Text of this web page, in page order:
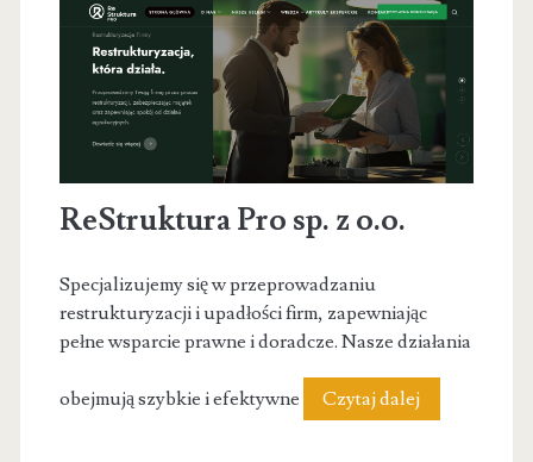
ReStruktura Pro sp. z o.o.
Specjalizujemy się w przeprowadzaniu
restrukturyzacji i upadłości firm, zapewniając
pełne wsparcie prawne i doradcze. Nasze działania
obejmują szybkie i efektywne Czytaj dalejReStruktura